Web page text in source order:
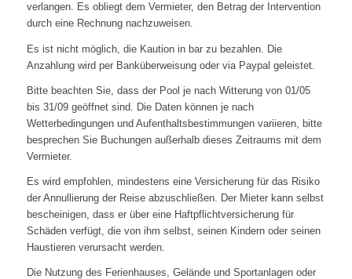
verlangen. Es obliegt dem Vermieter, den Betrag der Intervention
durch eine Rechnung nachzuweisen.
Es ist nicht möglich, die Kaution in bar zu bezahlen. Die
Anzahlung wird per Banküberweisung oder via Paypal geleistet.
Bitte beachten Sie, dass der Pool je nach Witterung von 01/05
bis 31/09 geöffnet sind. Die Daten können je nach
Wetterbedingungen und Aufenthaltsbestimmungen variieren, bitte
besprechen Sie Buchungen außerhalb dieses Zeitraums mit dem
Vermieter.
Es wird empfohlen, mindestens eine Versicherung für das Risiko
der Annullierung der Reise abzuschließen. Der Mieter kann selbst
bescheinigen, dass er über eine Haftpflichtversicherung für
Schäden verfügt, die von ihm selbst, seinen Kindern oder seinen
Haustieren verursacht werden.
Die Nutzung des Ferienhauses, Gelände und Sportanlagen oder